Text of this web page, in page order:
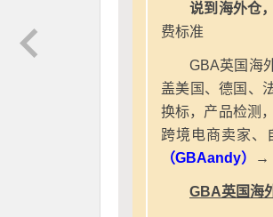
说到海外仓，
费标准
GBA英国海
盖美国、德国、
换标，产品检测
跨境电商卖家、
（GBAandy）
→
GBA英国海